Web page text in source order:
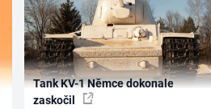
Tank KV-1 Němce dokonale
zaskočil